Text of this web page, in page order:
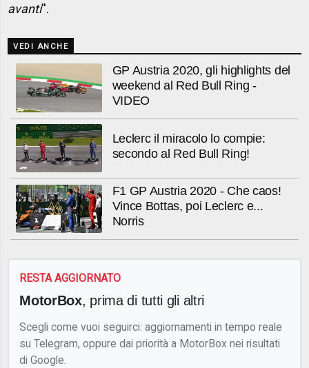
avanti''.
VEDI ANCHE
GP Austria 2020, gli highlights del
weekend al Red Bull Ring -
VIDEO
Leclerc il miracolo lo compie:
secondo al Red Bull Ring!
F1 GP Austria 2020 - Che caos!
Vince Bottas, poi Leclerc e...
Norris
RESTA AGGIORNATO
MotorBox, prima di tutti gli altri
Scegli come vuoi seguirci: aggiornamenti in tempo reale
su Telegram, oppure dai priorità a MotorBox nei risultati
di Google.